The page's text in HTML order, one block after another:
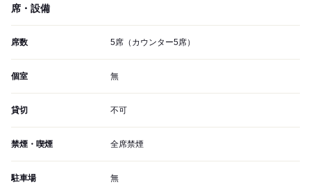
席・設備
席数 5席（カウンター5席）
個室 無
貸切 不可
禁煙・喫煙 全席禁煙
駐車場 無